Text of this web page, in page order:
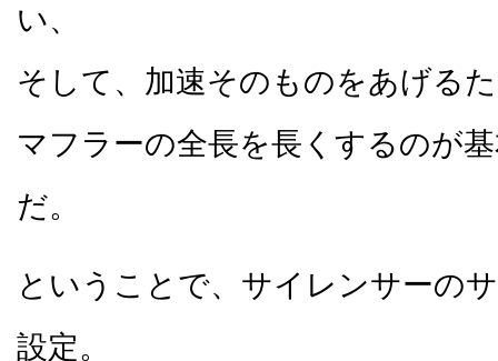
い、
そして、加速そのものをあげる
マフラーの全長を長くするのが
だ。
ということで、サイレンサーの
設定。